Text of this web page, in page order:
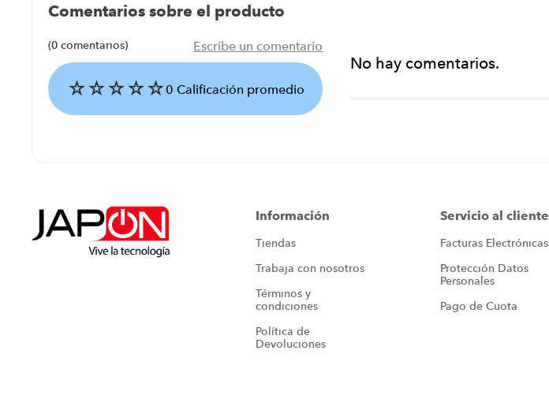
Comentarios sobre el producto
☆☆☆☆☆0 Calificación promedio
(0 comentarios) Escribe un comentario
Califica el producto de 1 a 5 estrellas
No hay comentarios.
Información
Tiendas
Trabaja con nosotros
Términos y
condiciones
Política de
Devoluciones
Servicio al cliente
Facturas Electrónicas
Protección Datos
Personales
Pago de Cuota